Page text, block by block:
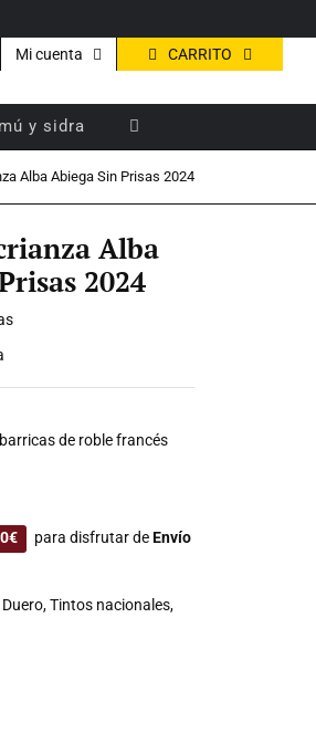
Mi cuenta CARRITO
y sidra
Alba Abiega Sin Prisas 2024
Alba
2024
de roble francés
€ para disfrutar deEnvío
Duero,Tintos nacionales,